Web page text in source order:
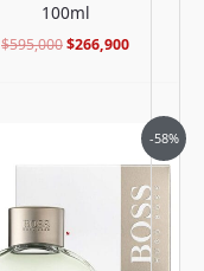
100ml
$595,000$266,900
-58%
original
$516,000.
precio
actual
es:
$214,900.